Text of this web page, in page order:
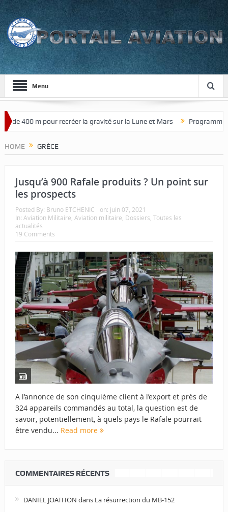
Menu
de 400 m pour recréer la gravité sur la Lune et Mars Programme
HOME GRÈCE
Jusqu’à 900 Rafale produits ? Un point sur
les prospects
Posted By: Bruno ETCHENIC on: juin 07, 2021
In: Aviation Militaire Aviation militaire Dossiers Toutes les
actualités
19 Comments
A l’annonce de son cinquième client à l’export et près de
324 appareils commandés au total, la question est de
savoir, potentiellement, à quels pays le Rafale pourrait
être vendu... Read more
COMMENTAIRES RÉCENTS
DANIEL JOATHON dans La résurrection du MB-152